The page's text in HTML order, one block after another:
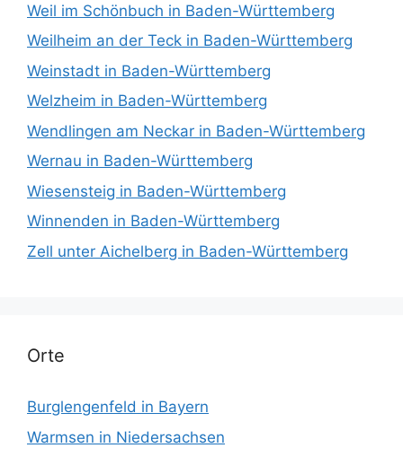
Weil im Schönbuch in Baden-Württemberg
Weilheim an der Teck in Baden-Württemberg
Weinstadt in Baden-Württemberg
Welzheim in Baden-Württemberg
Wendlingen am Neckar in Baden-Württemberg
Wernau in Baden-Württemberg
Wiesensteig in Baden-Württemberg
Winnenden in Baden-Württemberg
Zell unter Aichelberg in Baden-Württemberg
Orte
Burglengenfeld in Bayern
Warmsen in Niedersachsen